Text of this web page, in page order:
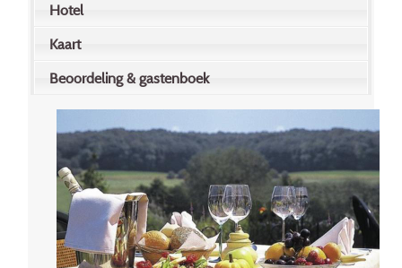
Hotel
Kaart
Beoordeling & gastenboek